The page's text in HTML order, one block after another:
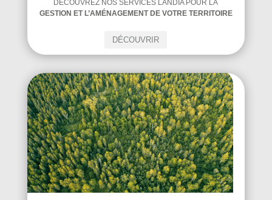
DÉCOUVREZ NOS SERVICES LANDIA POUR LA
GESTION ET L’AMÉNAGEMENT DE VOTRE TERRITOIRE
DÉCOUVRIR